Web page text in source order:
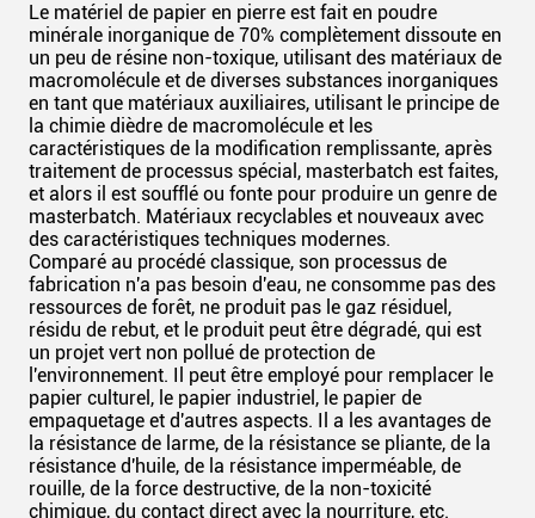
Le matériel de papier en pierre est fait en poudre
minérale inorganique de 70% complètement dissoute en
un peu de résine non-toxique, utilisant des matériaux de
macromolécule et de diverses substances inorganiques
en tant que matériaux auxiliaires, utilisant le principe de
la chimie dièdre de macromolécule et les
caractéristiques de la modification remplissante, après
traitement de processus spécial, masterbatch est faites,
et alors il est soufflé ou fonte pour produire un genre de
masterbatch. Matériaux recyclables et nouveaux avec
des caractéristiques techniques modernes.
Comparé au procédé classique, son processus de
fabrication n'a pas besoin d'eau, ne consomme pas des
ressources de forêt, ne produit pas le gaz résiduel,
résidu de rebut, et le produit peut être dégradé, qui est
un projet vert non pollué de protection de
l'environnement. Il peut être employé pour remplacer le
papier culturel, le papier industriel, le papier de
empaquetage et d'autres aspects. Il a les avantages de
la résistance de larme, de la résistance se pliante, de la
résistance d'huile, de la résistance imperméable, de
rouille, de la force destructive, de la non-toxicité
chimique, du contact direct avec la nourriture, etc.